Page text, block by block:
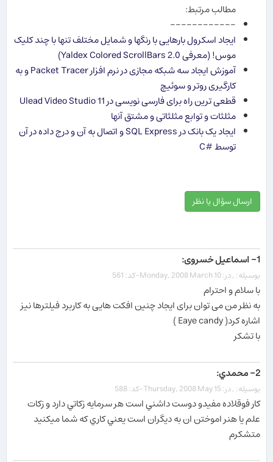
مطالب مرتبط:
------------
ایجاد اسکرول بارهایی با رنگ​ها و شمایل مختلف تنها با چند کلیک
موس! (معرفی Yaldex Colored ScrollBars 2.0)
آموزش ایجاد سه شبکه مجازی در نرم افزار Packet Tracer و به
کارگیری روتر و سوئیچ
قطعی ترین راه برای فارسی نویسی در Ulead Video Studio 11
مثلثات و توابع مثلثاتی و مشتق آنها
ایجاد یک بانک در SQL Express و اتصال به آن و درج داده در آن
توسط C#‎
ارسال سؤال یا نظر
1- اسماعیل خسروی:
بوسیله: , در: Monday, 2008 March 10-کد: 561
با سلام و احترام
به نظر من می توان برای ایجاد چنین افکت هایی به کاربرد فیلترها نیز
اشاره کرد( Eaye candy )
با تشکر
2- محمدي:
بوسیله: , در: Thursday, 2008 May 15-کد: 588
كار فوقلاده مفيدو دوست داشني است هر سرمايه زكاتي دارد و زكات
علم يا هنر اموختن ان به ديگران است يعني كاري كه شما ميكنيد
متشكرم